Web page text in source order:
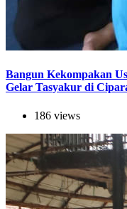
Bangun Kekompakan
Gelar Tasyakur di
186 views